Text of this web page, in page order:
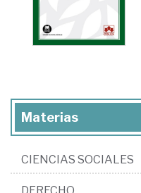
Materias
CIENCIAS SOCIALES